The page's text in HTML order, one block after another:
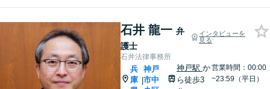
石井 龍一 弁
護士
インタビューを
見る
石井法律事務所
兵
庫 |
神戸
市中
神戸駅 か
ら徒歩3
営業時間：00:00
~23:59（平日）